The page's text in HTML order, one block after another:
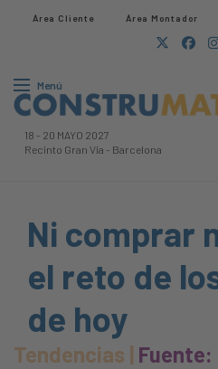
Área Cliente Área Montador
Menú
18 - 20 MAYO 2027
Recinto Gran Via - Barcelona
Ni comprar
el reto de
de hoy
Tendencias | Fuente: